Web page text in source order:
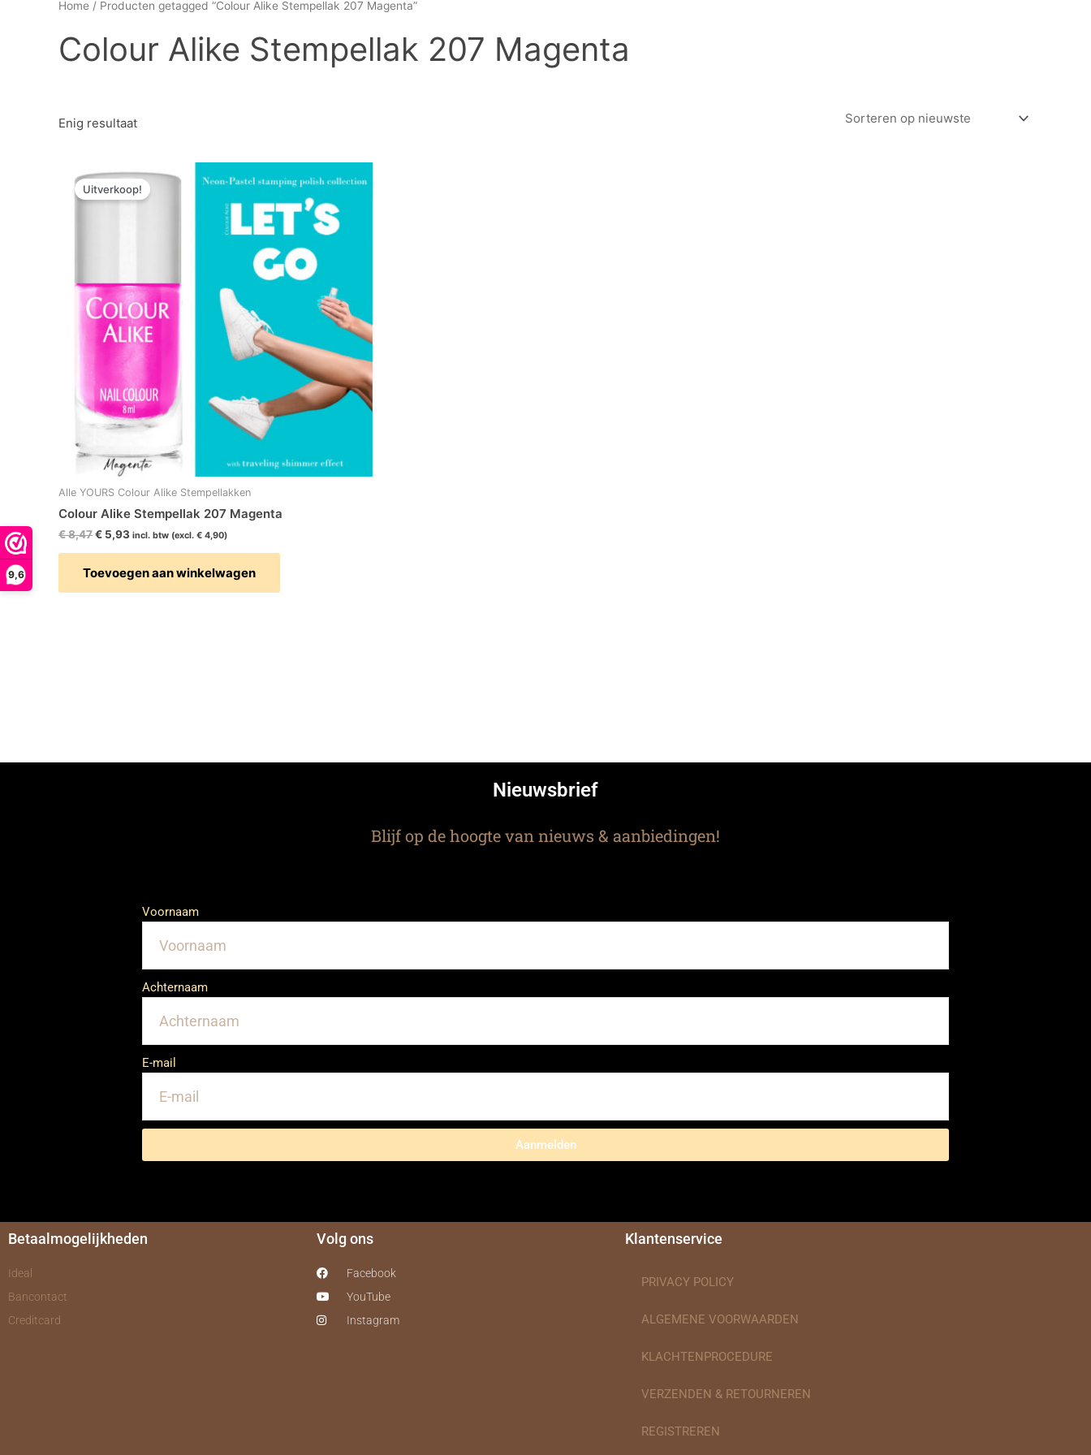
9,6
Home / Producten getagged “Colour Alike Stempellak 207 Magenta”
Colour Alike Stempellak 207 Magenta
Enig resultaat
Uitverkoop!
Alle YOURS Colour Alike Stempellakken
Colour Alike Stempellak 207 Magenta
€8,47
prijs
was:
€ 5,93
prijs
is:
incl. btw (excl. € 4,90)
Toevoegen aan winkelwagen
Nieuwsbrief
Blijf op de hoogte van nieuws & aanbiedingen!
Voornaam
Achternaam
E-mail
Aanmelden
Betaalmogelijkheden
Ideal
Bancontact
Creditcard
Volg ons
Facebook
YouTube
Instagram
Klantenservice
PRIVACY POLICY
ALGEMENE VOORWAARDEN
KLACHTENPROCEDURE
VERZENDEN & RETOURNEREN
REGISTREREN